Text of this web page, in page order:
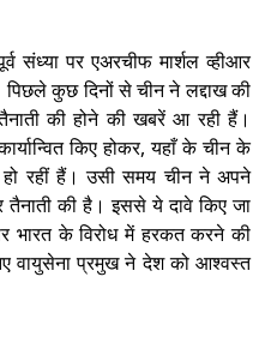
संध्या पर एअरचीफ मार्शल व्हीआर
पिछले कुछ दिनों से चीन नेलद्दाखकी
की होने की खबरें आ रही हैं।
किए होकर, यहाँ के चीन के
रहीं हैं। उसी समय चीन ने अपने
तैनाती की है। इससे ये दावे किए जा
भारत के विरोध में हरकत करने की
वायुसेना प्रमुख ने देश को आश्वस्त